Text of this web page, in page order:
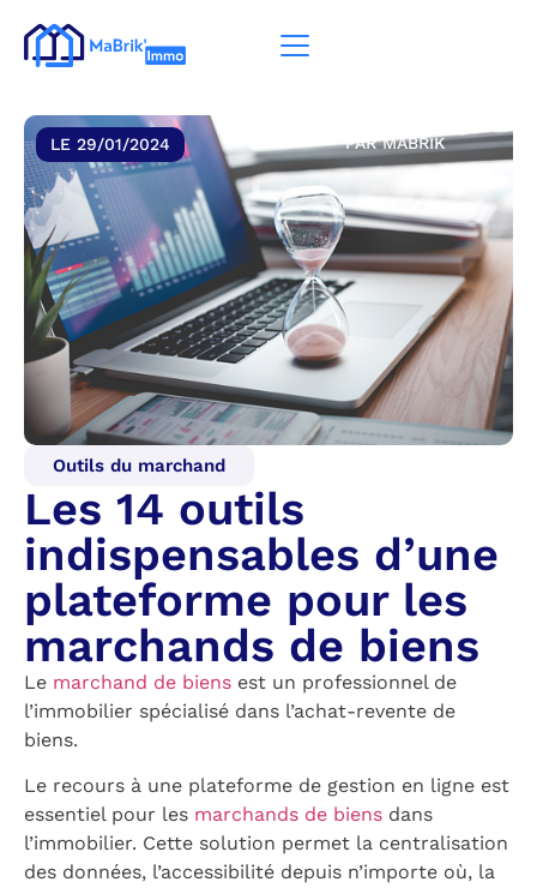
LE 29/01/2024 PARMABRIK
Outils du marchand
Les 14 outils
indispensables d’une
plateforme pour les
marchands de biens
Le marchand de biens est un professionnel de
l’immobilier spécialisé dans l’achat-revente de
biens.
Le recours à une plateforme de gestion en ligne est
essentiel pour les marchands de biens dans
l’immobilier. Cette solution permet la centralisation
des données, l’accessibilité depuis n’importe où, la